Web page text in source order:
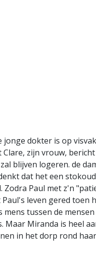
jonge dokter is op
zijn vrouw,
blijven logeren. de
dat het een
Zodra Paul met z'n
Paul's leven gered
mens tussen de
Maar Miranda is heel
in het dorp rond